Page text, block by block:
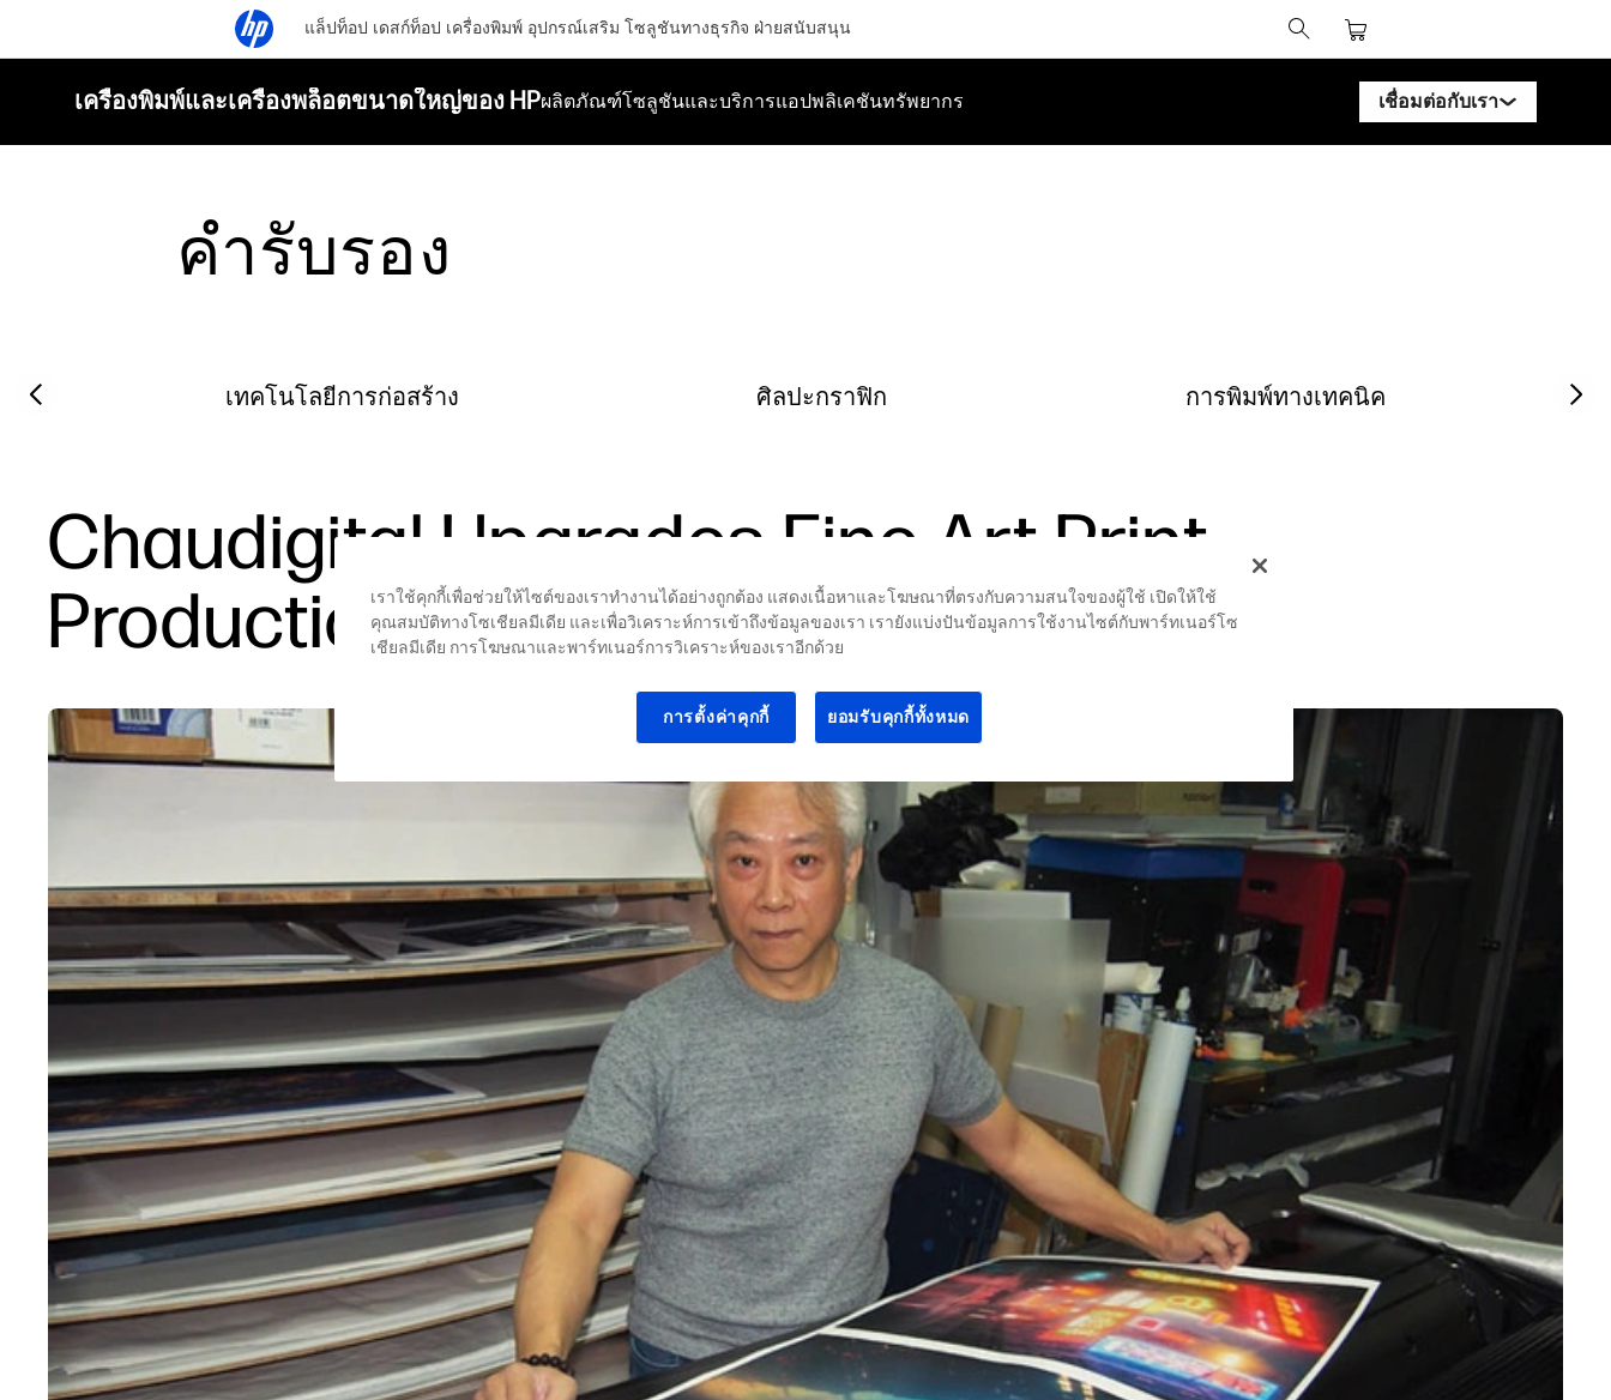
แล็ปท็อป เดสก์ท็อป เครื่องพิมพ์ อุปกรณ์เสริม โซลูชันทางธุรกิจ ฝ่ายสนับสนุน
เครื่องพิมพ์และเครื่องพล็อตขนาดใหญ่ของ HPผลิตภัณฑ์โซลูชันและบริการแอปพลิเคชันทรัพยากร เชื่อมต่อกับเรา
คำรับรอง
Filter category
เทคโนโลยีการก่อสร้าง ศิลปะกราฟิก การพิมพ์ทางเทคนิค
Previous slide Next
Chaudigital Upgrades Fine Art Print
Productionเราใช้คุกกี้เพื่อช่วยให้ไซต์ของเราทำงานได้อย่างถูกต้อง แสดงเนื้อหาและโฆษณาที่ตรงกับความสนใจของผู้ใช้ เปิดให้ใช้
คุณสมบัติทางโซเชียลมีเดีย และเพื่อวิเคราะห์การเข้าถึงข้อมูลของเรา เรายังแบ่งปันข้อมูลการใช้งานไซต์กับพาร์ทเนอร์โซ
เชียลมีเดีย การโฆษณาและพาร์ทเนอร์การวิเคราะห์ของเราอีกด้วย
การตั้งค่าคุกกี้ ยอมรับคุกกี้ทั้งหมด